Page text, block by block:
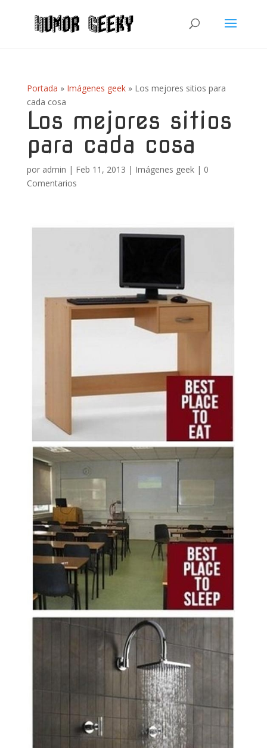
Portada » Imágenes geek» Los mejores sitios para
cada cosa
Los mejores sitios
para cada cosa
por admin | Feb 11, 2013 | Imágenes geek| 0
Comentarios